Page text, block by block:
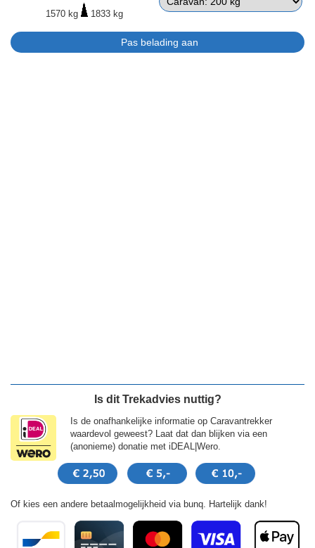
1570 kg 1833 kg
Is dit Trekadvies nuttig?
Is de onafhankelijke informatie op Caravantrekker
waardevol geweest? Laat dat dan blijken via een
(anonieme) donatie met iDEAL|Wero.
Of kies een andere betaalmogelijkheid via bunq. Hartelijk dank!